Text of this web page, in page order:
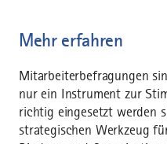
Mehr erfahren
Mitarbeiterbefragungen
nur ein Instrument zur
richtig eingesetzt werden
strategischen Werkzeug